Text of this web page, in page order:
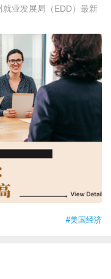
业发展局（EDD）最新
#美国经济